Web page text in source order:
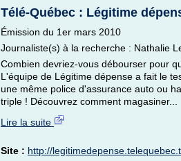
Télé-Québec : Légitime
Émission du 1er mars 2010
Journaliste(s) à la recherche : Nathalie
Combien devriez-vous débourser pour
L'équipe de Légitime dépense a fait le
une même police d'assurance auto ou
triple ! Découvrez comment magasiner...
Lire la suite
Site : http://